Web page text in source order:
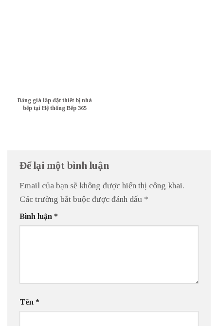
Bảng giá lắp đặt thiết bị nhà
bếp tại Hệ thống Bếp 365
Để lại một bình luận
Email của bạn sẽ không được hiển thị công khai.
Các trường bắt buộc được đánh dấu *
Bình luận *
Tên *